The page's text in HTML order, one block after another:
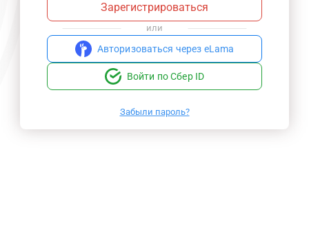
Зарегистрироваться
или
Авторизоваться через eLama
Войти по Сбер ID
Забыли пароль?